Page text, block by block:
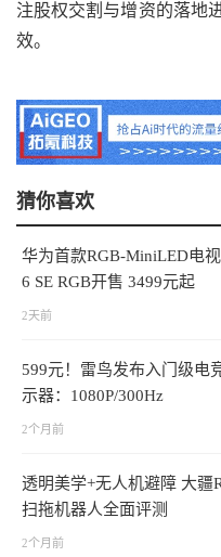
注股权交割与增资的落地
效。
猜你喜欢
华为首款RGB-MiniLED电
6 SE RGB开售 3499元起
2天前
599元！雷鸟发布入门级电
示器：1080P/300Hz
2个月前
透明美学+无人机避障 大疆
扫拖机器人全面评测
2个月前